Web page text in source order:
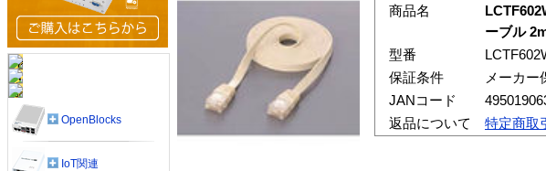
商品名
ーブル
型番
保証条件
メーカー
JANコード
返品について
特定商取
OpenBlocks
IoT関連